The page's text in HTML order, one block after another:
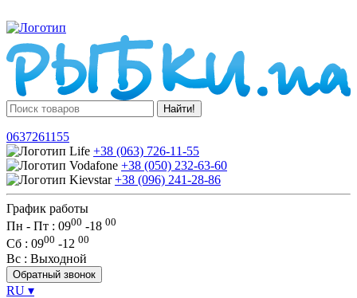
Найти!
0637261155
+38 (063) 726-11-55
+38 (050) 232-63-60
+38 (096) 241-28-86
График работы
Пн - Пт : 0900 -18 00
Сб : 0900 -12 00
Вс : Выходной
Обратный звонок
RU ▾